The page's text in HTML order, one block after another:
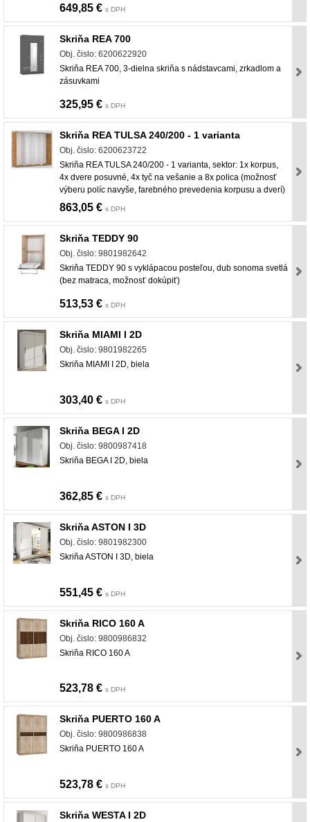
649,85 € s DPH
Skriňa REA 700
Obj. čislo: 6200622920
Skriňa REA 700, 3-dielna skriňa s nádstavcami, zrkadlom a
zásuvkami
325,95 € s DPH
Skriňa REA TULSA 240/200 - 1 varianta
Obj. čislo: 6200623722
Skriňa REA TULSA 240/200 - 1 varianta, sektor: 1x korpus,
4x dvere posuvné, 4x tyč na vešanie a 8x polica (možnosť
výberu políc navyše, farebného prevedenia korpusu a dverí)
863,05 € s DPH
Skriňa TEDDY 90
Obj. čislo: 9801982642
Skriňa TEDDY 90 s vyklápacou posteľou, dub sonoma svetlá
(bez matraca, možnosť dokúpiť)
513,53 € s DPH
Skriňa MIAMI I 2D
Obj. čislo: 9801982265
Skriňa MIAMI I 2D, biela
303,40 € s DPH
Skriňa BEGA I 2D
Obj. čislo: 9800987418
Skriňa BEGA I 2D, biela
362,85 € s DPH
Skriňa ASTON I 3D
Obj. čislo: 9801982300
Skriňa ASTON I 3D, biela
551,45 € s DPH
Skriňa RICO 160 A
Obj. čislo: 9800986832
Skriňa RICO 160 A
523,78 € s DPH
Skriňa PUERTO 160 A
Obj. čislo: 9800986838
Skriňa PUERTO 160 A
523,78 € s DPH
Skriňa WESTA I 2D